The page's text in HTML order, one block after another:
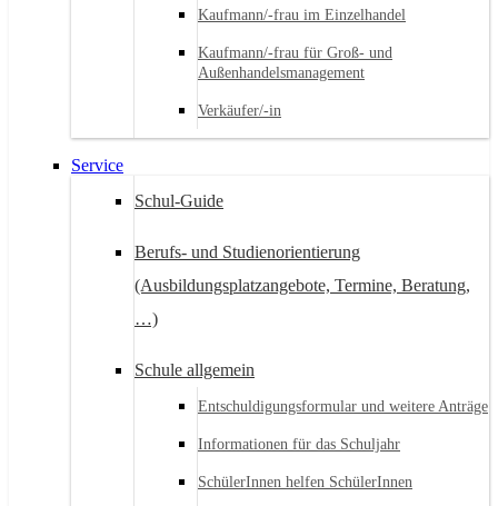
Kaufmann/-frau im Einzelhandel
Kaufmann/-frau für Groß- und
Außenhandelsmanagement
Verkäufer/-in
Service
Schul-Guide
Berufs- und Studienorientierung
(Ausbildungsplatzangebote, Termine, Beratung,
…)
Schule allgemein
Entschuldigungsformular und weitere Anträge
Informationen für das Schuljahr
SchülerInnen helfen SchülerInnen